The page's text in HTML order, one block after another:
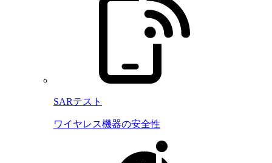
SARテスト
ワイヤレス機器の安全性